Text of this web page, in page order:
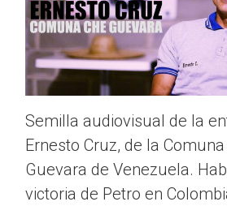
Semilla audiovisual de la
Ernesto Cruz, de la
Guevara de Venezuela.
victoria de Petro en